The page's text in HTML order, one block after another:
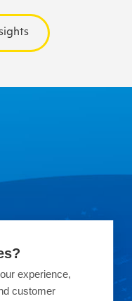
experience,
customer